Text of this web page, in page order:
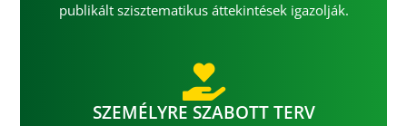
publikált szisztematikus áttekintések igazolják.
SZEMÉLYRE SZABOTT TERV